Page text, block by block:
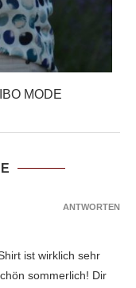
MODE
ist wirklich sehr
sommerlich! Dir
ANTWORTEN